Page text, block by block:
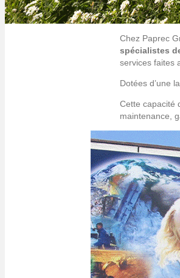
Chez Paprec
spécialistes
services faites
Dotées d’une
Cette capacité
maintenance,